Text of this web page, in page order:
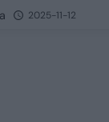
2025-11-12